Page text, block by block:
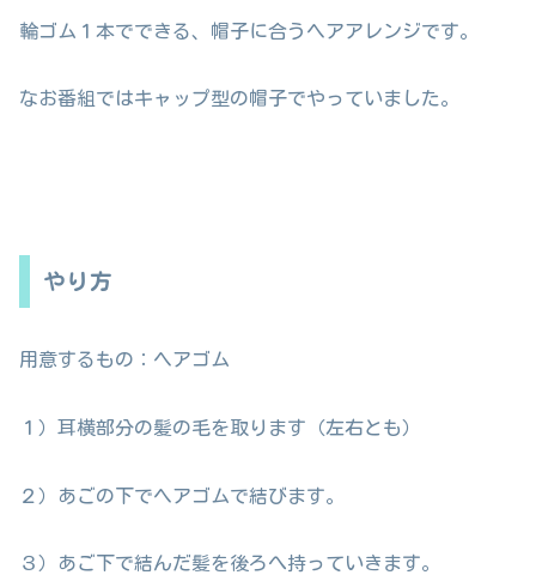
輪ゴム１本でできる、帽子に合うヘアアレンジです。
なお番組ではキャップ型の帽子でやっていました。
やり方
用意するもの：ヘアゴム
１）耳横部分の髪の毛を取ります（左右とも）
２）あごの下でヘアゴムで結びます。
３）あご下で結んだ髪を後ろへ持っていきます。